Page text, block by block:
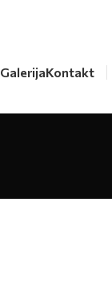
GalerijaKontakt